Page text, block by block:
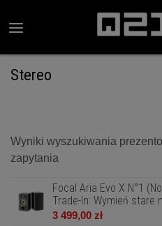
Stereo
Wyniki wyszukiwania
zapytania
Focal Aria Evo X N°1
Trade-In: Wymień stare
3 499,00 zł